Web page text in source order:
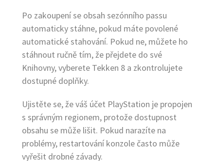
Po zakoupení se obsah sezónního passu
automaticky stáhne, pokud máte povolené
automatické stahování. Pokud ne, můžete ho
stáhnout ručně tím, že přejdete do své
Knihovny, vyberete Tekken 8 a zkontrolujete
dostupné doplňky.
Ujistěte se, že váš účet PlayStation je propojen
s správným regionem, protože dostupnost
obsahu se může lišit. Pokud narazíte na
problémy, restartování konzole často může
vyřešit drobné závady.